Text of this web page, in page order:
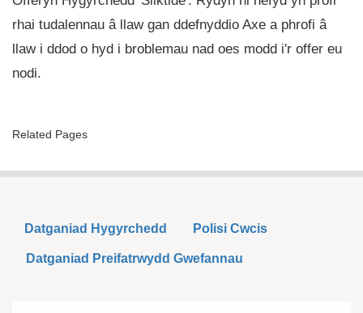
rhai tudalennau â llaw gan ddefnyddio Axe a phrofi â
llaw i ddod o hyd i broblemau nad oes modd i'r offer eu
nodi.
Related Pages
Datganiad Hygyrchedd Polisi Cwcis
Datganiad Preifatrwydd Gwefannau